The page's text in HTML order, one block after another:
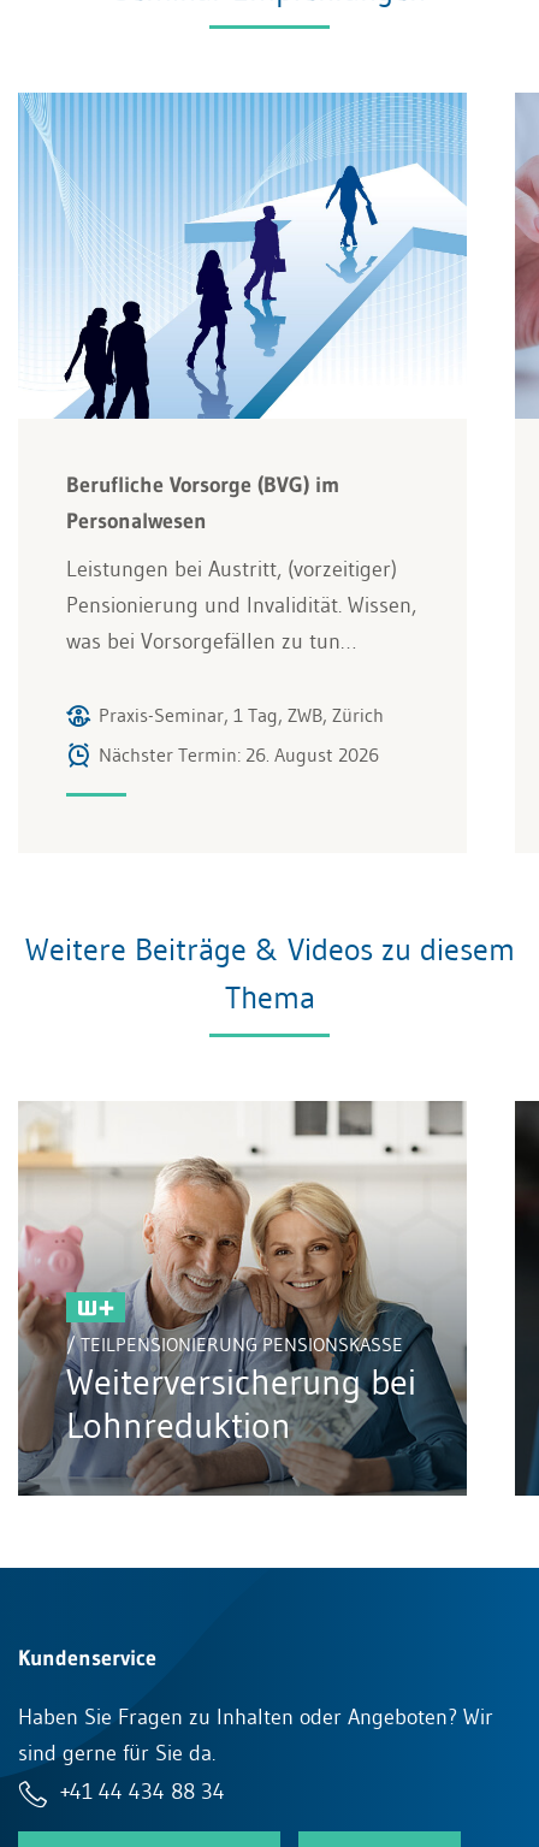
Berufliche Vorsorge (BVG) im
Personalwesen
Leistungen bei Austritt, (vorzeitiger)
Pensionierung und Invalidität. Wissen,
was bei Vorsorgefällen zu tun…
Praxis-Seminar, 1 Tag, ZWB, Zürich
Nächster Termin: 26. August 2026
Weitere Beiträge & Videos zu diesem
Thema
/ TEILPENSIONIERUNG PENSIONSKASSE
Weiterversicherung bei
Lohnreduktion
Kundenservice
Haben Sie Fragen zu Inhalten oder Angeboten? Wir
sind gerne für Sie da.
+41 44 434 88 34